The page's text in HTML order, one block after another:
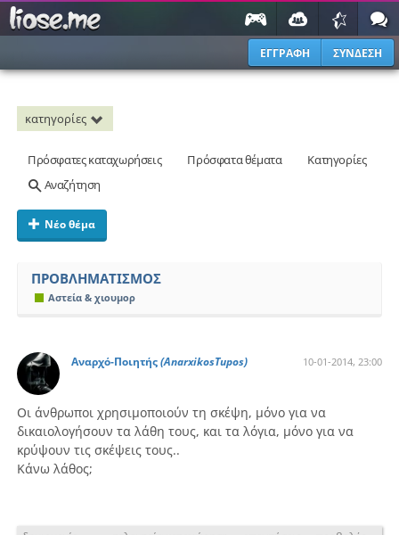
ΕΓΓΡΑΦΗ ΣΥΝΔΕΣΗ
κατηγορίες
Πρόσφατες καταχωρήσεις Πρόσφατα θέματα
Κατηγορίες
Αναζήτηση
Νέο θέμα
ΠΡΟΒΛΗΜΑΤΙΣΜΟΣ
Αστεία & χιουμορ
Αναρχό-Ποιητής(AnarxikosTupos) 10-01-2014, 23:00
Οι άνθρωποι χρησιμοποιούν τη σκέψη, μόνο για να
δικαιολογήσουν τα λάθη τους, και τα λόγια, μόνο για να
κρύψουν τις σκέψεις τους..
Κάνω λάθος;